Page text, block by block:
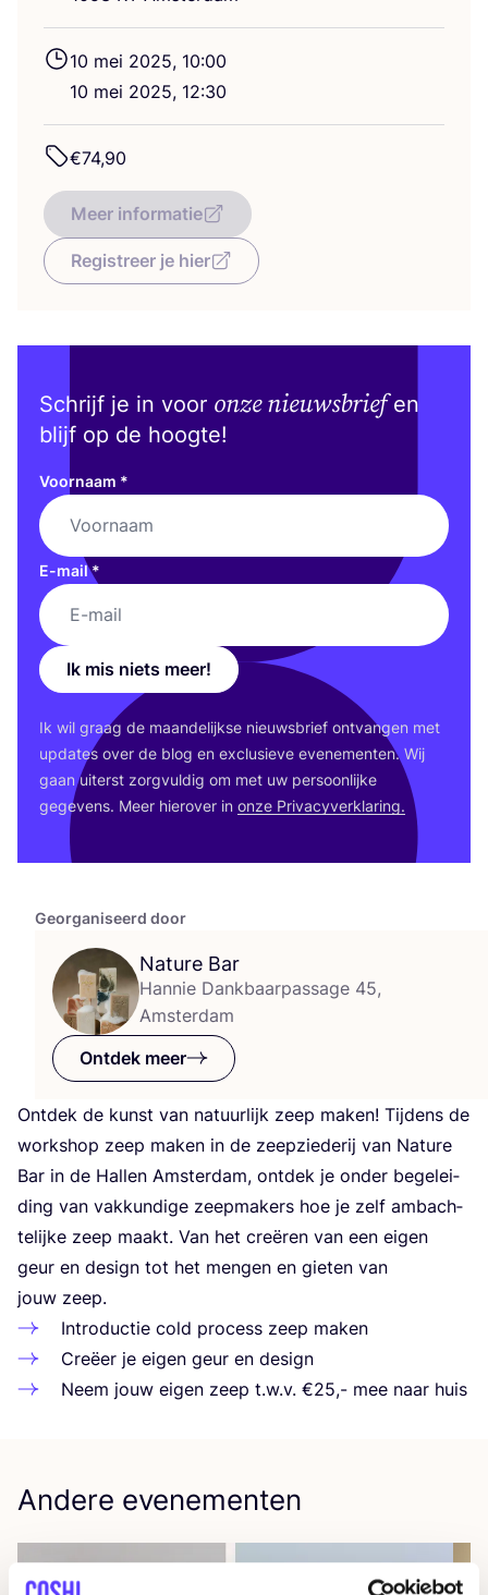
Georganiseerd door
Nature Bar
Hannie Dankbaarpassage 45,
Amsterdam
Ontdek meer
Ont­dek de kunst van natuur­lijk zeep maken! Tij­dens de
work­shop zeep maken in de zeep­zie­de­rij van Natu­re
Bar in de Hal­len Amster­dam, ont­dek je onder bege­lei­
ding van vak­kun­di­ge zeep­ma­kers hoe je zelf ambach­
te­lij­ke zeep maakt. Van het cre­ë­ren van een eigen
geur en design tot het men­gen en gie­ten van
jouw zeep.
Intro­duc­tie cold pro­cess zeep maken
Cre­ëer je eigen geur en design
Neem jouw eigen zeep t.w.v. €25,- mee naar huis
10 mei 2025, 10:00
10 mei 2025, 12:30
€74,90
Meer informatie
Registreer je hier
Schrijf je in voor onze nieuwsbriefen
blijf op de hoogte!
Voornaam *
E-mail*
Ik mis niets meer!
Ik wil graag de maan­de­lijk­se nieuws­brief ont­van­gen met
upda­tes over de blog en exclu­sie­ve eve­ne­men­ten. Wij
gaan uiterst zorg­vul­dig om met uw per­soon­lij­ke
gege­vens. Meer hier­over in onze Pri­va­cy­ver­kla­ring.
Andere evenementen